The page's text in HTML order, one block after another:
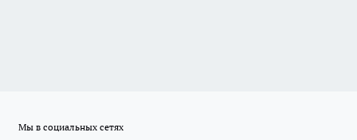
Мы в социальных сетях